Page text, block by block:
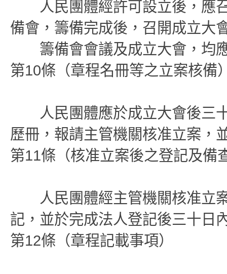
人民團體經許可設立後，應召
備會，籌備完成後，召開成立大
籌備會會議及成立大會，均應
第10條（章程名冊等之立案核備
人民團體應於成立大會後三十
歷冊，報請主管機關核准立案，
第11條（核准立案後之登記及備
人民團體經主管機關核准立案
記，並於完成法人登記後三十日
第12條（章程記載事項）